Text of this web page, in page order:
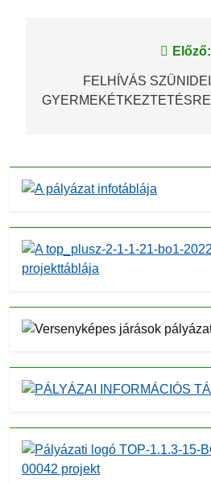
navigáció
Előző:
FELHÍVÁS SZÜNIDEI
GYERMEKÉTKEZTETÉSRE